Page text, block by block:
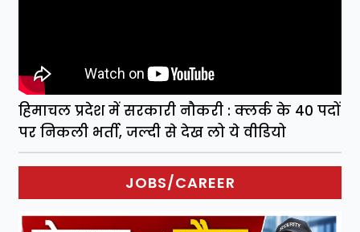
हिमाचल प्रदेश में सरकारी नौकरी : क्लर्क के 40 पदों
पर निकली भर्ती, जल्दी से देख लो ये वीडियो
JOBS/CAREER